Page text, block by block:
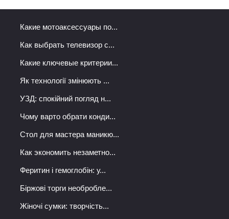
Какие мотоаксессуары по...
Как выбрать телевизор с...
Какие ключевые критерии...
Як технології змінюють ...
УЗД: спокійний погляд н...
Чому варто обрати конди...
Стол для мастера маникю...
Как экономить незаметно...
Феритин і гемоглобін: у...
Біржові торги необробле...
Жіночі сумки: творчість...